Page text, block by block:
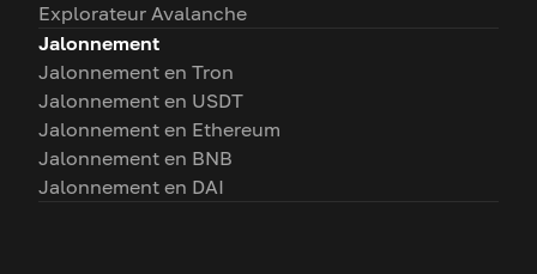
Explorateur Avalanche
Jalonnement
Jalonnement en Tron
Jalonnement en USDT
Jalonnement en Ethereum
Jalonnement en BNB
Jalonnement en DAI